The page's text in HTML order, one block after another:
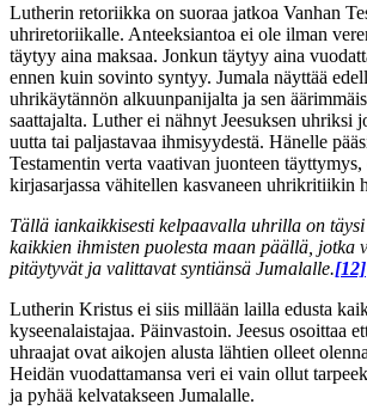
Lutherin retoriikka on suoraa jatkoa Vanhan
uhriretoriikalle. Anteeksiantoa ei ole ilman
täytyy aina maksaa. Jonkun täytyy aina
ennen kuin sovinto syntyy. Jumala näyttää
uhrikäytännön alkuunpanijalta ja sen
saattajalta. Luther ei nähnyt Jeesuksen uhriksi
uutta tai paljastavaa ihmisyydestä. Hänelle
Testamentin verta vaativan juonteen täyttymys,
kirjasarjassa vähitellen kasvaneen uhrikritiikin
Tällä iankaikkisesti kelpaavalla uhrilla on
kaikkien ihmisten puolesta maan päällä, jotka
pitäytyvät ja valittavat syntiänsä Jumalalle.[12]
Lutherin Kristus ei siis millään lailla edusta
kyseenalaistajaa. Päinvastoin. Jeesus osoittaa
uhraajat ovat aikojen alusta lähtien olleet
Heidän vuodattamansa veri ei vain ollut
ja pyhää kelvatakseen Jumalalle.